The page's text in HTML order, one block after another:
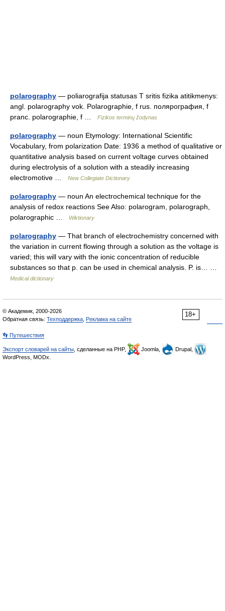
polarography — poliarografija statusas T sritis fizika atitikmenys:
angl. polarography vok. Polarographie, f rus. полярография, f
pranc. polarographie, f …
Fizikos terminų žodynas
polarography — noun Etymology: International Scientific
Vocabulary, from polarization Date: 1936 a method of qualitative or
quantitative analysis based on current voltage curves obtained
during electrolysis of a solution with a steadily increasing
electromotive …
New Collegiate Dictionary
polarography — noun An electrochemical technique for the
analysis of redox reactions See Also: polarogram, polarograph,
polarographic …
Wiktionary
polarography — That branch of electrochemistry concerned with
the variation in current flowing through a solution as the voltage is
varied; this will vary with the ionic concentration of reducible
substances so that p. can be used in chemical analysis. P. is… …
Medical dictionary
18+
© Академик, 2000-2026
Обратная связь: Техподдержка Реклама на сайте
👣 Путешествия
Экспорт словарей на сайты , сделанные на PHP, Joomla,
Drupal,
WordPress, MODx.